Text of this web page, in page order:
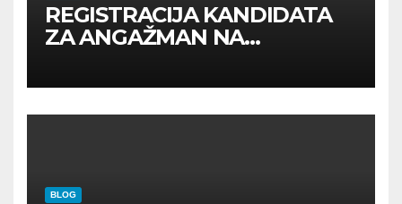
REGISTRACIJA KANDIDATA
ZA ANGAŽMAN NA
BLOG